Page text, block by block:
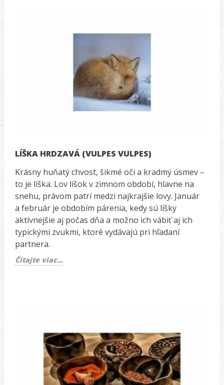
LÍŠKA HRDZAVÁ (VULPES VULPES)
Krásny huňatý chvost, šikmé oči a kradmý úsmev –
to je líška. Lov líšok v zimnom období, hlavne na
snehu, právom patrí medzi najkrajšie lovy. Január
a február je obdobím párenia, kedy sú líšky
aktívnejšie aj počas dňa a možno ich vábiť aj ich
typickými zvukmi, ktoré vydávajú pri hľadaní
partnera.
Čítajte viac...